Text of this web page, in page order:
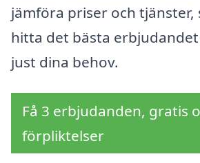
jämföra priser och tjänster,
hitta det bästa
just dina behov.
Få 3 erbjudanden, gratis
förpliktelser